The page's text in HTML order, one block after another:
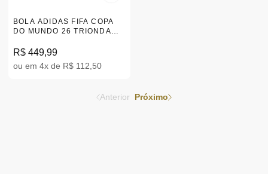
BOLA ADIDAS FIFA COPA
DO MUNDO 26 TRIONDA
R$ 449,99
ou em 4x de R$ 112,50
Anterior Próximo